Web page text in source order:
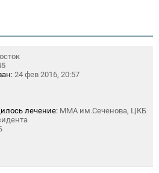
24 фев 2016, 20:57
лечение: ММА им.Сеченова, ЦКБ